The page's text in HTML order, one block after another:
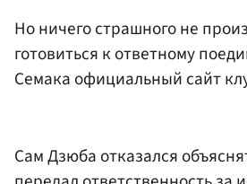
Но ничего страшного не
готовиться к ответному
Семака официальный сайт
Сам Дзюба отказался